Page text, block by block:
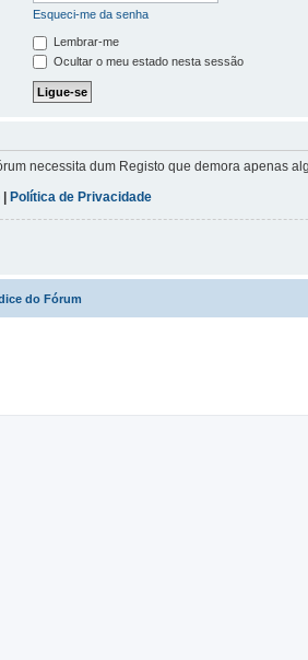
Esqueci-me da senha
Lembrar-me
Ocultar o meu estado nesta sessão
necessita dum Registo que demora apenas
| Política de Privacidade
do Fórum